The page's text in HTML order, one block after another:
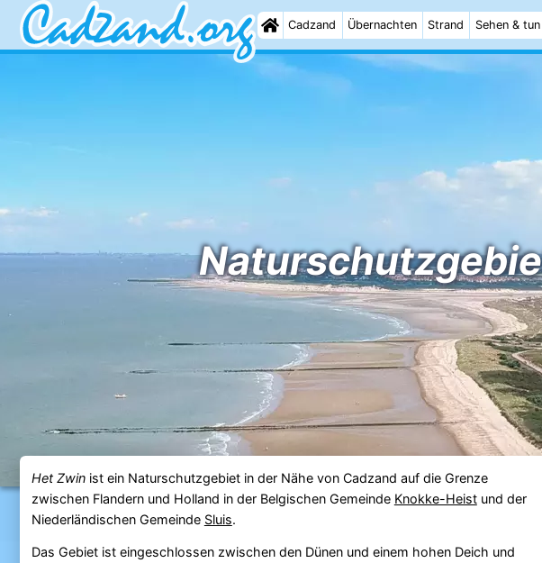
Cadzand Übernachten Strand Sehen & tun
Het Zwinist ein Naturschutzgebiet in der Nähe von Cadzand auf die Grenze
zwischen Flandern und Holland in der Belgischen Gemeinde Knokke-Heistund der
Niederländischen Gemeinde Sluis.
Das Gebiet ist eingeschlossen zwischen den Dünen und einem hohen Deich und